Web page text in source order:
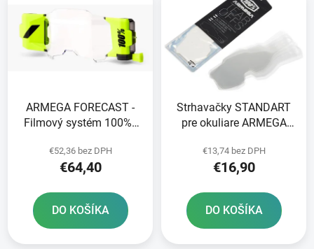
ARMEGA FORECAST -
Filmový systém 100% -
€52,36 bez DPH
€64,40
DO KOŠÍKA
Strhavačky STANDART
pre okuliare ARMEGA
číre
€13,74 bez DPH
€16,90
DO KOŠÍKA